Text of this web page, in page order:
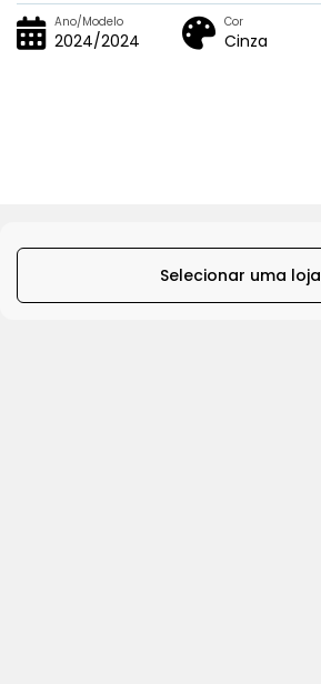
Ano/Modelo
2024/2024
Cor
Cinza
Selecionar uma loja